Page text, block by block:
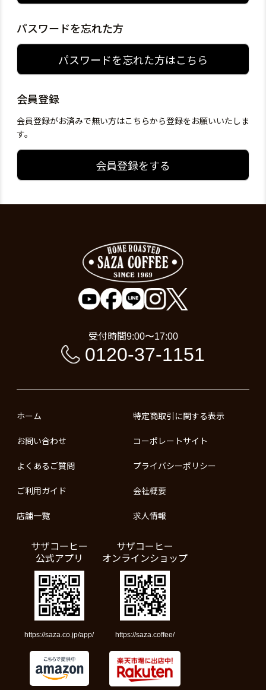
パスワードを忘れた方
パスワードを忘れた方はこちら
会員登録
会員登録がお済みで無い方はこちらから登録をお願いいたしま
す。
会員登録をする
受付時間9:00〜17:00
0120-37-1151
ホーム
お問い合わせ
よくあるご質問
ご利用ガイド
店舗一覧
特定商取引に関する表示
コーポレートサイト
プライバシーポリシー
会社概要
求人情報
サザコーヒー
公式アプリ
https://saza.co.jp/app/
サザコーヒー
オンラインショップ
https://saza.coffee/